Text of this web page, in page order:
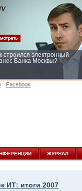
строился электронный
Банка Москвы?
Facebook
ЖУРНАЛ
ИТ: итоги 2007